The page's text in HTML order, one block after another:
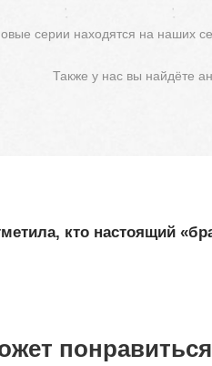
серии находятся на наших
Также у нас вы найдёте
кто настоящий
понравиться